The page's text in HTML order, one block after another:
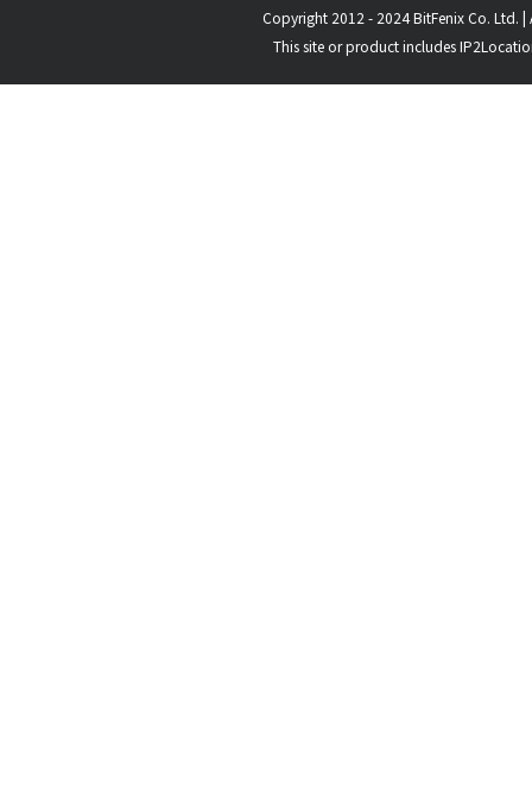
Copyright 2012 - 2024 BitFenix Co. Ltd. |
This site or product includes